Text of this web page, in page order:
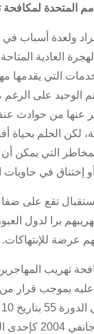
المتحدة
ولعدة أسباب
العادية
التي يقدمها
الوحيد على
عنها من حوادث
لكن الحلم بحياة
التي يمكن
إختناق في
تقع على
برا لدول
عرضة للإنتهاكات.
تهريب
عليه بموجب قرار من
حيز التنفيذ في